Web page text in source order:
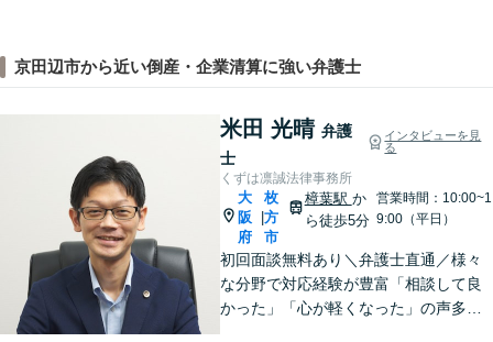
京田辺市から近い倒産・企業清算に強い弁護士
米田 光晴 弁護
士
インタビューを見
る
くずは凛誠法律事務所
大
阪
府
枚
方
市
樟葉駅 か
ら徒歩5分
営業時間：10:00~1
9:00（平日）
初回面談無料あり＼弁護士直通／様々
な分野で対応経験が豊富「相談して良
かった」「心が軽くなった」の声多